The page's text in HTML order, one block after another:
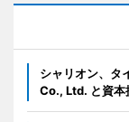
シャリオン、タ
Co., Ltd. と資本